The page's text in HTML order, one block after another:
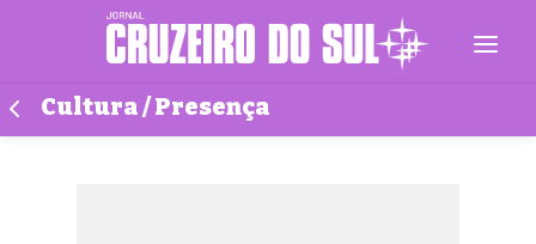
Cultura / Presença